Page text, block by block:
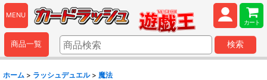
MENU
カート
商品一覧 検索
ホーム > ラッシュデュエル > 魔法